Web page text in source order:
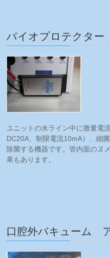
バイオプロテクター
ユニットの水ライン中に微量電
DC20A、制限電流10mA）、細
除菌する機器です。管内面のヌ
果もあります。
口腔外バキューム